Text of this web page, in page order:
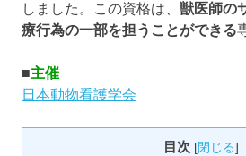
しました。この資格は、 獣医師の
療行為の一部を担うことができる
■主催
日本動物看護学会
目次 [閉じる]